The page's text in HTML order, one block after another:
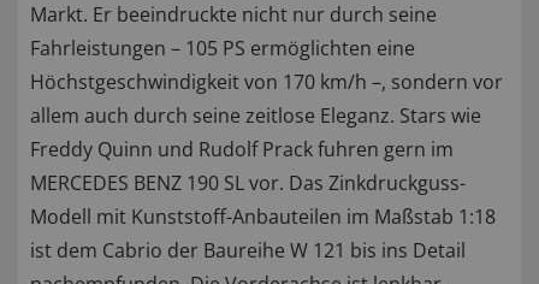
Markt. Er beeindruckte nicht nur durch seine
Fahrleistungen – 105 PS ermöglichten eine
Höchstgeschwindigkeit von 170 km/h –, sondern vor
allem auch durch seine zeitlose Eleganz. Stars wie
Freddy Quinn und Rudolf Prack fuhren gern im
MERCEDES BENZ 190 SL vor. Das Zinkdruckguss-
Modell mit Kunststoff-Anbauteilen im Maßstab 1:18
ist dem Cabrio der Baureihe W 121 bis ins Detail